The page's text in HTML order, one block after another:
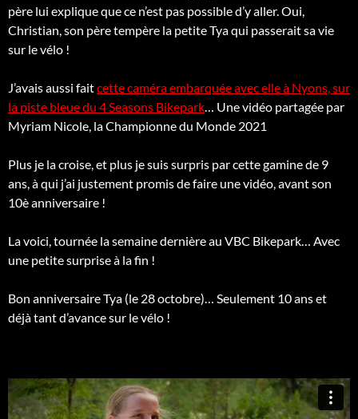
père lui explique que ce n’est pas possible d’y aller. Oui,
Christian, son père tempère la petite Tya qui passerait sa vie
sur le vélo !
J’avais aussi faitcette caméra embarquée avec elle à Nyons, sur
la piste bleue du 4 Seasons Bikepark … Une vidéo partagée par
Myriam Nicole, la Championne du Monde 2021
Plus je la croise, et plus je suis surpris par cette gamine de 9
ans, à qui j’ai justement promis de faire une vidéo, avant son
10è anniversaire !
La voici, tournée la semaine dernière au VBC Bikepark… Avec
une petite surprise à la fin !
Bon anniversaire Tya (le 28 octobre)… Seulement 10 ans et
déjà tant d’avance sur le vélo !